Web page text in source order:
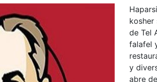
kosher
de Tel
falafel
y
abre